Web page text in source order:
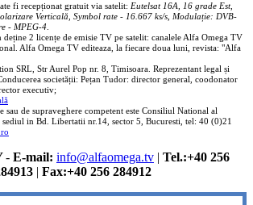
fi recepționat gratuit via satelit: Eutelsat 16A, 16 grade Est,
Verticală, Symbol rate - 16.667 ks/s, Modulație: DVB-
- MPEG-4
2 licențe de emisie TV pe satelit: canalele Alfa Omega TV
Alfa Omega TV editeaza, la fiecare doua luni, revista: "Alfa
SRL, Str Aurel Pop nr. 8, Timisoara. Reprezentant legal și
societății: Pețan Tudor: director general, coodonator
executiv;
sau de supraveghere competent este Consiliul National al
in Bd. Libertatii nr.14, sector 5, Bucuresti, tel: 40 (0)21
- E-mail: info@alfaomega.tv | Tel.:+40 256
| Fax:+40 256 284912